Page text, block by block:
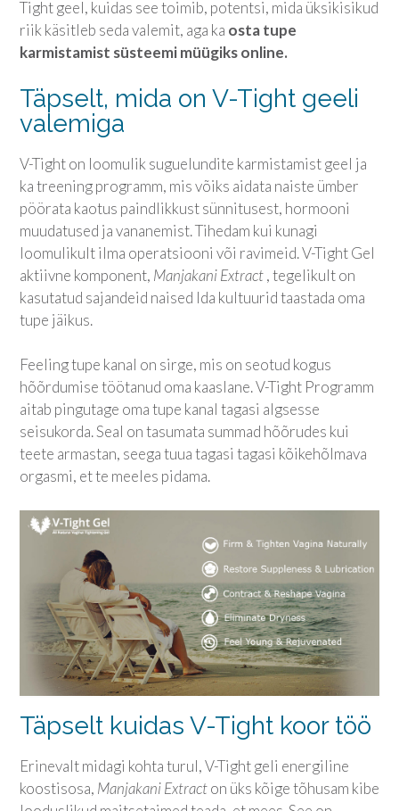
Tight geel, kuidas see toimib, potentsi, mida üksikisikud
riik käsitleb seda valemit, aga ka osta tupe
karmistamist süsteemi müügiks online.
Täpselt, mida on V-Tight geeli
valemiga
V-Tight on loomulik suguelundite karmistamist geel ja
ka treening programm, mis võiks aidata naiste ümber
pöörata kaotus paindlikkust sünnitusest, hormooni
muudatused ja vananemist. Tihedam kui kunagi
loomulikult ilma operatsiooni või ravimeid. V-Tight Gel
aktiivne komponent, Manjakani Extract, tegelikult on
kasutatud sajandeid naised Ida kultuurid taastada oma
tupe jäikus.
Feeling tupe kanal on sirge, mis on seotud kogus
hõõrdumise töötanud oma kaaslane. V-Tight Programm
aitab pingutage oma tupe kanal tagasi algsesse
seisukorda. Seal on tasumata summad hõõrudes kui
teete armastan, seega tuua tagasi tagasi kõikehõlmava
orgasmi, et te meeles pidama.
Täpselt kuidas V-Tight koor töö
Erinevalt midagi kohta turul, V-Tight geli energiline
koostisosa, Manjakani Extracton üks kõige tõhusam kibe